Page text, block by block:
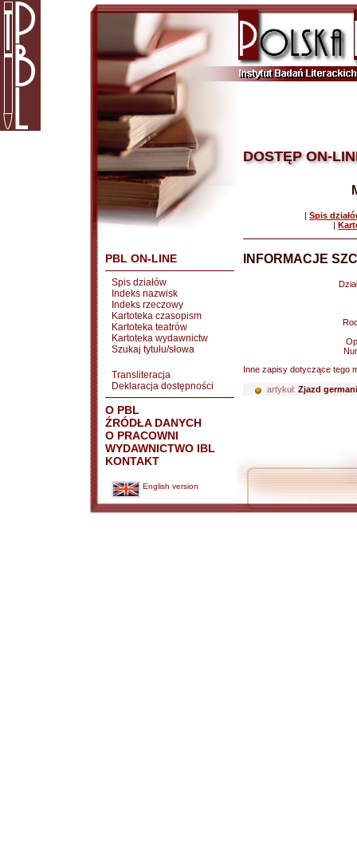
PBL ON-LINE
Spis działów
Indeks nazwisk
Indeks rzeczowy
Kartoteka czasopism
Kartoteka teatrów
Kartoteka wydawnictw
Szukaj tytułu/słowa
Transliteracja
Deklaracja dostępności
O PBL
ŹRÓDŁA DANYCH
O PRACOWNI
WYDAWNICTWO IBL
KONTAKT
English version
DOSTĘP ON-
| Spis
|
INFORMACJE
Inne zapisy dotyczące tego
artykuł: Zjazd